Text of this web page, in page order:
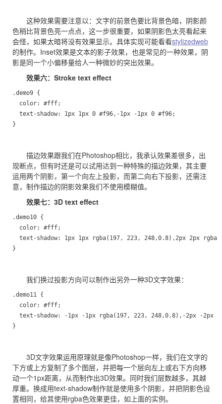
这种效果需要注意以：文字的前景色要比背景色暗，阴影颜
色稍比背景色亮一点点，这一步很重要，如果阴影色太亮看起来
会怪，如果太暗将没有效果显示。具体实现可能看看stylizedweb
的制作。Inset效果是文本的影子效果，也是常见的一种效果，阴
影是同一个小偏移量给人一种微妙的突出效果。
效果六：Stroke text effect
.demo9 {
  color: #fff;
  text-shadow: 1px 1px 0 #f96,-1px -1px 0 #f96;
}
描边效果跟我们在Photoshop相比，我承认效果差很多，出
现断点，但有时还是可以试用达到一种特殊的描边效果，其主要
运用两个阴影，第一个向左上投影，而第二向右下投影，还需注
意，制作描边的阴影效果我们不使用模糊值。
效果七：3D text effect
.demo10 {
  color: #fff;
text-shadow: 1px 1px rgba(197, 223, 248,0.8),2px 2px
}
我们换过投影方向可以制作出另外一种3D文字效果：
.demo11 {
  color: #fff;
text-shadow: -1px -1px rgba(197, 223, 248,0.8),-2px -2px
}
3D文字效果运用原理就是像Photoshop一样，我们在文字的
下方或上方复制了多个图层，并把每一个层向左上或右下方向移
动一个1px距离，从而制作出3D效果。同时我们层数越多，其越
厚重。换成用text-shadow制作就是使用多个阴影，并把阴影色设
置相同，给其使用rgba色效果更佳，如上面的实例。